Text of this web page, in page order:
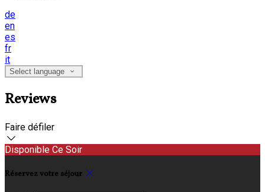
de
en
es
fr
it
Select language
Reviews
Faire défiler
Disponible Ce Soir
Réservez votre séjour